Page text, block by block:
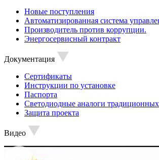
Новые поступления
Автоматизированная система
Производитель против коррупции.
Энергосервисный контракт
Документация
Сертификаты
Инструкции по установке
Паспорта
Светодиодные аналоги
Защита проекта
Видео